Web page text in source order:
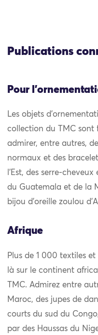
Publications
Pour
Les objets
collection du TMC sont
admirer, entre autres,
normaux et des
l’Est, des serre-
du Guatemala et de la
bijou d’oreille zoulou
Afrique
Plus de 1 000 textiles
là sur le continent
TMC. Admirez entre
Maroc, des jupes de
courts du sud du
par des Haussas du